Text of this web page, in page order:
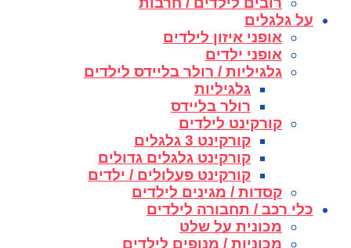
על גלגלים
אופני איזון לילדים
אופני ילדים
גלגיליות / רולר בליידס לילדים
גלגיליות
רולר בליידס
קורקינט לילדים
קורקינט 3 גלגלים
קורקינט גלגלים גדולים
קורקינט פעלולים / ילדים
קסדות / מגינים לילדים
כלי רכב / תחבורה לילדים
מכונית על שלט
מכוניות / מנופים לילדים